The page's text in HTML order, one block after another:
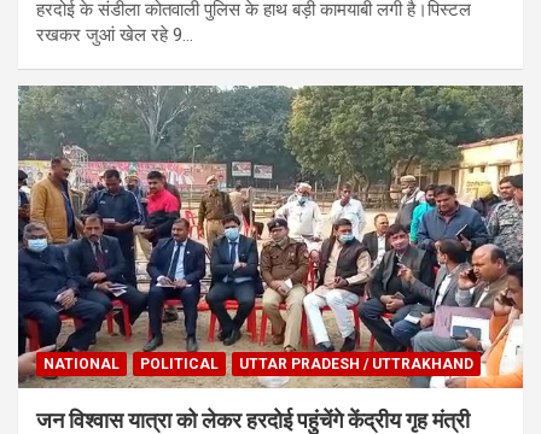
हरदोई के संडीला कोतवाली पुलिस के हाथ बड़ी कामयाबी लगी है।पिस्टल
रखकर जुआं खेल रहे 9…
NATIONAL POLITICAL UTTAR PRADESH / UTTRAKHAND
जन विश्वास यात्रा को लेकर हरदोई पहुंचेंगे केंद्रीय गृह मंत्री